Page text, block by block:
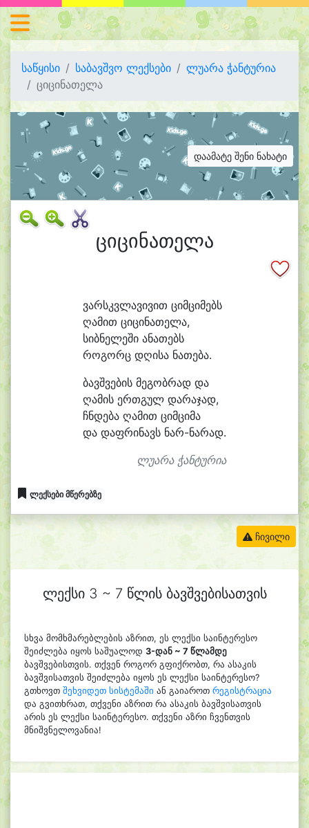
საწყისი საბავშვო ლექსები
ლუარა ჭანტურია
ციცინათელა
დაამატე შენი ნახატი
ციცინათელა
ვარსკვლავივით ციმციმებს
ღამით ციცინათელა,
სიბნელეში ანათებს
როგორც დღისა ნათება.
ბავშვების მეგობრად და
ღამის ერთგულ დარაჯად,
ჩნდება ღამით ციმციმა
და დაფრინავს ნარ-ნარად.
ლუარა ჭანტურია
ლექსები მწერებზე
ჩივილი
ლექსი 3 ~ 7 წლის ბავშვებისათვის
სხვა მომხმარებლების აზრით, ეს ლექსი საინტერესო
შეიძლება იყოს საშუალოდ 3-დან ~ 7 წლამდე
ბავშვებისთვის. თქვენ როგორ გფიქრობთ, რა ასაკის
ბავშვისათვის შეიძლება იყოს ეს ლექსი საინტერესო?
გთხოვთ შეხვიდეთ სისტემაში ან გაიაროთ რეგისტრაცია
და გვითხრათ, თქვენი აზრით რა ასაკის ბავშვისათვის
არის ეს ლექსი საინტერესო. თქვენი აზრი ჩვენთვის
მნიშვნელოვანია!